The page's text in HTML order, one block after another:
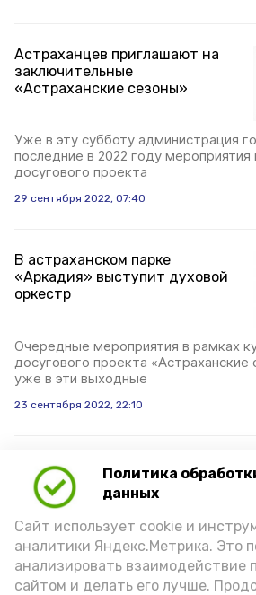
Политика
данных
Сайт использует cookie и
аналитики Яндекс.Метрика. Это
анализировать взаимодействие
сайтом и делать его лучше.
Астраханцев приглашают на
заключительные
«Астраханские сезоны»
Уже в эту субботу администрация
последние в 2022 году мероприятия
досугового проекта
29 сентября 2022, 07:40
В астраханском парке
«Аркадия» выступит духовой
оркестр
Очередные мероприятия в рамках
досугового проекта
уже в эти выходные
23 сентября 2022, 22:10
В эти выходные
«Астраханские сезоны»
посвятят Дню
Государственного флага
России
Жителей города ждёт
каждый сможет найти себе занятие